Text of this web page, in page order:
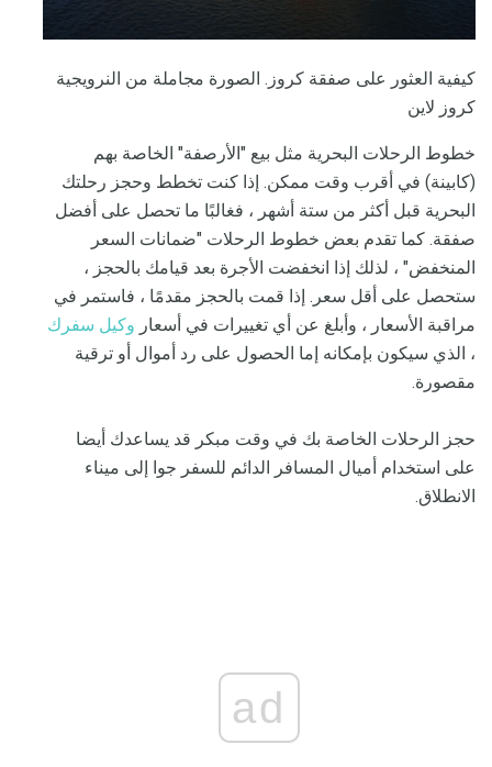
كيفية العثور على صفقة كروز. الصورة مجاملة من النرويجية
كروز لاين
خطوط الرحلات البحرية مثل بيع "الأرصفة" الخاصة بهم
(كابينة) في أقرب وقت ممكن. إذا كنت تخطط وحجز رحلتك
البحرية قبل أكثر من ستة أشهر ، فغالبًا ما تحصل على أفضل
صفقة. كما تقدم بعض خطوط الرحلات "ضمانات السعر
المنخفض" ، لذلك إذا انخفضت الأجرة بعد قيامك بالحجز ،
ستحصل على أقل سعر. إذا قمت بالحجز مقدمًا ، فاستمر في
مراقبة الأسعار ، وأبلغ عن أي تغييرات في أسعار وكيل سفرك
، الذي سيكون بإمكانه إما الحصول على رد أموال أو ترقية
مقصورة.
حجز الرحلات الخاصة بك في وقت مبكر قد يساعدك أيضا
على استخدام أميال المسافر الدائم للسفر جوا إلى ميناء
الانطلاق.
ad